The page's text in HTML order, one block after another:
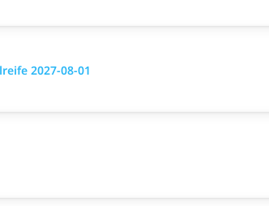
2027-08-01